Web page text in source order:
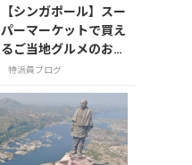
【シンガポール】スー
パーマーケットで買え
るご当地グルメのお土
産
特派員ブログ